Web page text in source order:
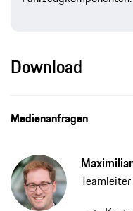
Download
Medienanfragen